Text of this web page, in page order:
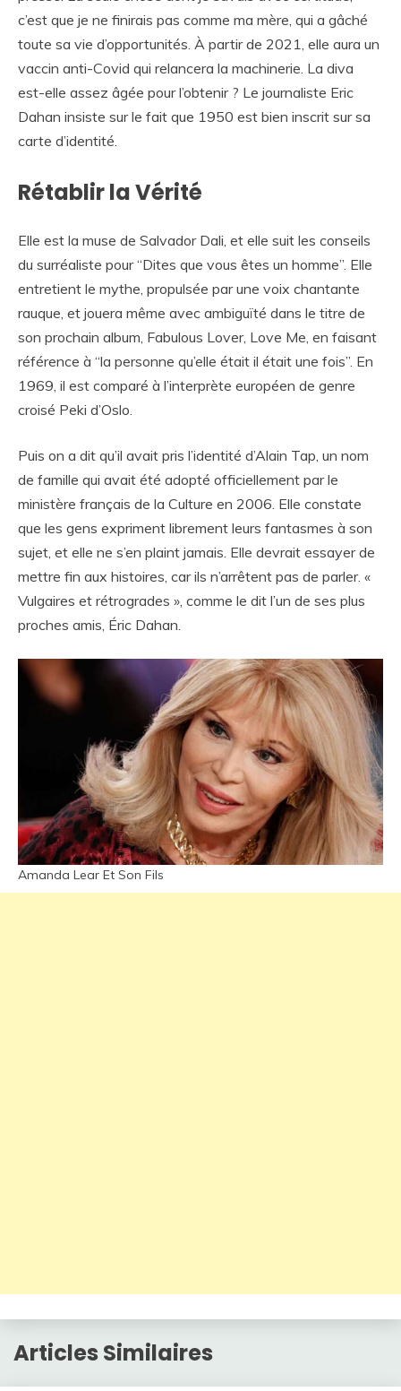
c’est que je ne finirais pas comme ma mère, qui a gâché
toute sa vie d’opportunités. À partir de 2021, elle aura un
vaccin anti-Covid qui relancera la machinerie. La diva
est-elle assez âgée pour l’obtenir ? Le journaliste Eric
Dahan insiste sur le fait que 1950 est bien inscrit sur sa
carte d’identité.
Rétablir la Vérité
Elle est la muse de Salvador Dali, et elle suit les conseils
du surréaliste pour “Dites que vous êtes un homme”. Elle
entretient le mythe, propulsée par une voix chantante
rauque, et jouera même avec ambiguïté dans le titre de
son prochain album, Fabulous Lover, Love Me, en faisant
référence à “la personne qu’elle était il était une fois”. En
1969, il est comparé à l’interprète européen de genre
croisé Peki d’Oslo.
Puis on a dit qu’il avait pris l’identité d’Alain Tap, un nom
de famille qui avait été adopté officiellement par le
ministère français de la Culture en 2006. Elle constate
que les gens expriment librement leurs fantasmes à son
sujet, et elle ne s’en plaint jamais. Elle devrait essayer de
mettre fin aux histoires, car ils n’arrêtent pas de parler. «
Vulgaires et rétrogrades », comme le dit l’un de ses plus
proches amis, Éric Dahan.
Amanda Lear Et Son Fils
Articles Similaires